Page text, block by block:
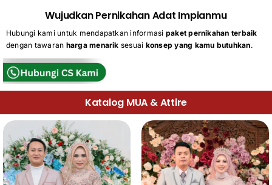
Wujudkan Pernikahan Adat Impianmu
Hubungi kami untuk mendapatkan informasi paket pernikahan terbaik
dengan tawaran harga menarik sesuai konsep yang kamu butuhkan.
Katalog MUA & Attire